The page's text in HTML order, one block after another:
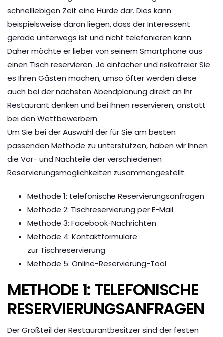
schnelllebigen Zeit eine Hürde dar. Dies kann
beispielsweise daran liegen, dass der Interessent
gerade unterwegs ist und nicht telefonieren kann.
Daher möchte er lieber von seinem Smartphone aus
einen Tisch reservieren. Je einfacher und risikofreier Sie
es Ihren Gästen machen, umso öfter werden diese
auch bei der nächsten Abendplanung direkt an Ihr
Restaurant denken und bei Ihnen reservieren, anstatt
bei den Wettbewerbern.
Um Sie bei der Auswahl der für Sie am besten
passenden Methode zu unterstützen, haben wir Ihnen
die Vor- und Nachteile der verschiedenen
Reservierungsmöglichkeiten zusammengestellt.
Methode 1: telefonische Reservierungsanfragen
Methode 2: Tischreservierung per E-Mail
Methode 3: Facebook-Nachrichten
Methode 4: Kontaktformulare
zur Tischreservierung
Methode 5: Online-Reservierung-Tool
METHODE 1: TELEFONISCHE
RESERVIERUNGSANFRAGEN
Der Großteil der Restaurantbesitzer sind der festen